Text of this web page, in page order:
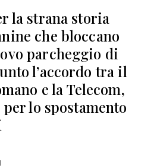
la strana storia
che bloccano
parcheggio di
l’accordo tra il
e la Telecom,
lo spostamento